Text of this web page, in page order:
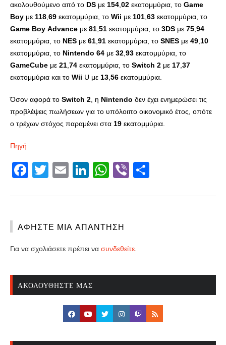
ακολουθούμενο από το DS με 154 02 εκατομμύρια, το Game
Boy με 118 69 εκατομμύρια, το Wii με 101 63 εκατομμύρια, το
Game Boy Advance με 81 51 εκατομμύρια, το 3DS με 75 94
εκατομμύρια, το NES με 61 91 εκατομμύρια, το SNES με 49 10
εκατομμύρια, το Nintendo 64 με 32 93 εκατομμύρια, το
GameCube με 21 74 εκατομμύρια, το Switch 2 με 17 37
εκατομμύρια και το Wii U με 13 56 εκατομμύρια.
Όσον αφορά το Switch 2 , η Nintendo δεν έχει ενημερώσει τις
προβλέψεις πωλήσεων για το υπόλοιπο οικονομικό έτος, οπότε
ο τρέχων στόχος παραμένει στα 19 εκατομμύρια.
Πηγή
Facebook
Twitter
EmailLinkedIn
WhatsApp
Viber
ΑΦΉΣΤΕ ΜΙΑ ΑΠΆΝΤΗΣΗ
Για να σχολιάσετε πρέπει να συνδεθείτε
ΑΚΟΛΟΥΘΉΣΤΕ ΜΑΣ